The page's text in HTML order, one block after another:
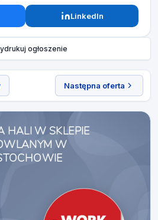
Następna oferta
HALI W SKLEPIE
W
LinkedIn
ogłoszenie